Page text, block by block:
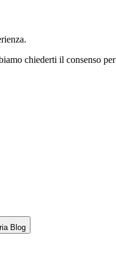
chiederti il consenso
Blog